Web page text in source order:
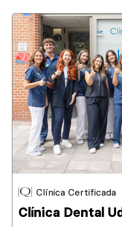
Clínica Certificada
Clínica Dental